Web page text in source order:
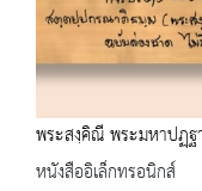
พระสงฺคิณี พระมหาปฏฺ
หนังสืออิเล็กทรอนิกส์